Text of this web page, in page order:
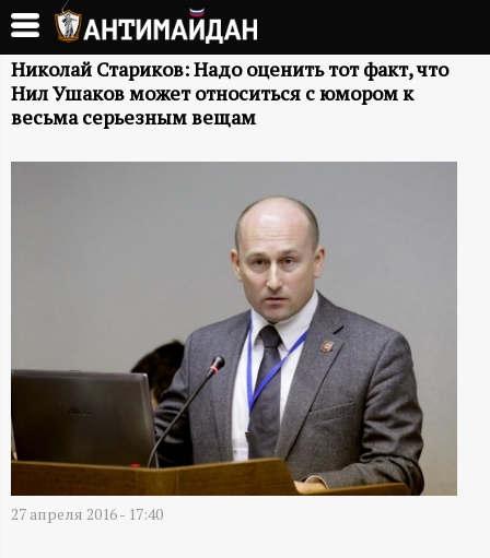
Перейти
основному
содержанию
А
Н
Т
Й
Д
А
Николай Стариков: Надо оценить тот факт, что
Нил Ушаков может относиться с юмором к
весьма серьезным вещам
27 апреля 2016 - 17:40